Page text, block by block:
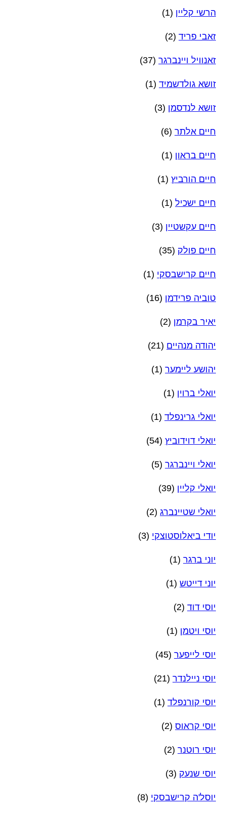
הרשי קליין (1)
זאבי פריד (2)
זאנוויל ויינברגר (37)
זושא גולדשמיד (1)
זושא לנדסמן (3)
חיים אלתר (6)
חיים בראון (1)
חיים הורביץ (1)
חיים ישכיל (1)
חיים עקשטיין (3)
חיים פולק (35)
חיים קרישבסקי (1)
טוביה פרידמן (16)
יאיר בקרמן (2)
יהודה מנהיים (21)
יהושע ליימער (1)
יואלי ברוין (1)
יואלי גרינפלד (1)
יואלי דוידוביץ (54)
יואלי ויינברגר (5)
יואלי קליין (39)
יואלי שטיינברג (2)
יודי ביאלוסטוצקי (3)
יוני ברגר (1)
יוני דייטש (1)
יוסי דוד (2)
יוסי ויטמן (1)
יוסי לייפער (45)
יוסי ניילנדר (21)
יוסי קורנפלד (1)
יוסי קראוס (2)
יוסי רוטנר (2)
יוסי שנעק (3)
יוסל'ה קרישבסקי (8)